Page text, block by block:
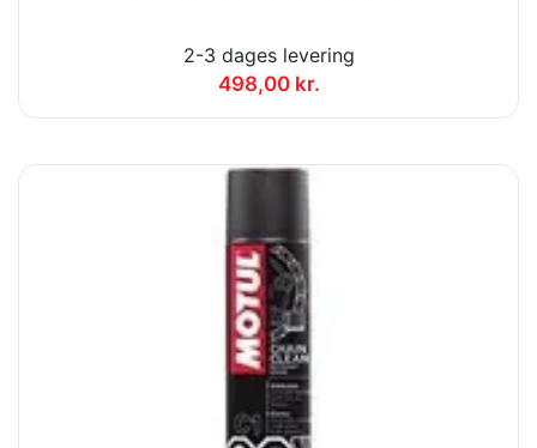
2-3 dages levering
498,00 kr.